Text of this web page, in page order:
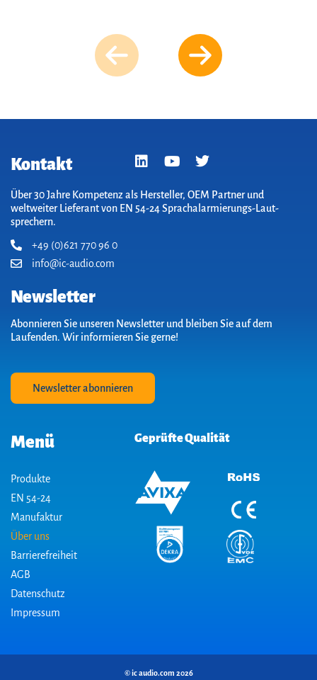
Kontakt
Über 30 Jahre Kompetenz als Hersteller, OEM Partner und
weltweiter Lieferant von EN 54-24 Sprach­alarm­ierungs-Laut­
sprechern.
+49 (0)621 770 96 0
info@ic-audio.com
Newsletter
Abonnieren Sie unseren Newsletter und bleiben Sie auf dem
Laufenden. Wir informieren Sie gerne!
Newsletter abonnieren
Menü
Produkte
EN 54-24
Manufaktur
Über uns
Barrierefreiheit
AGB
Datenschutz
Impressum
Geprüfte Qualität
© ic audio.com 2026